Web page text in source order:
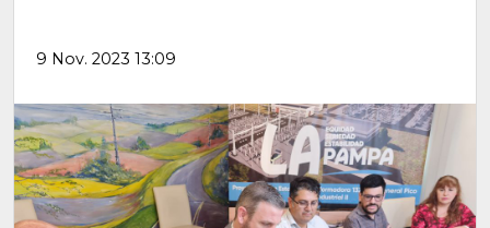
9 Nov. 2023 13:09